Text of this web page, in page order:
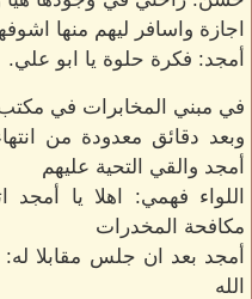
اجازة واسافر ليهم منها
أمجد: فكرة حلوة يا ابو علي.
في مبني المخابرات في
وبعد دقائق معدودة من
أمجد والقي التحية عليهم
اللواء فهمي: اهلا يا
مكافحة المخدرات
أمجد بعد ان جلس مقابلا
الله